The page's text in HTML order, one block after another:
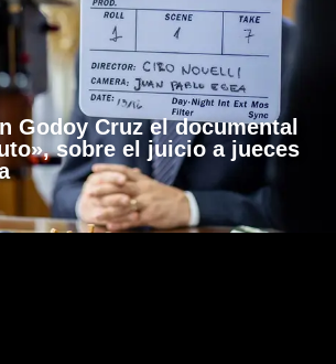
Godoy Cruz el documental
sobre el juicio a jueces